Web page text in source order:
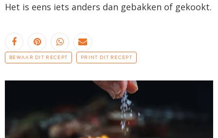
Het is eens iets anders dan gebakken of gekookt.
BEWAAR DIT RECEPT PRINT DIT RECEPT